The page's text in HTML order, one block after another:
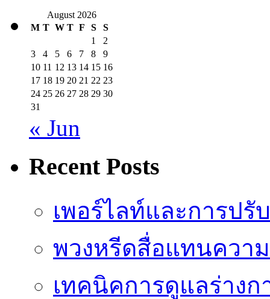
August 2026
M T W T F S
S
1
2
3
4 5 6 7 8
9
10 11 12 13 14 15 16
17 18 19 20 21 22 23
24 25 26 27 28 29 30
31
« Jun
Recent Posts
เพอร์ไลท์และการป
พวงหรีดสื่อแทนควา
เทคนิคการดูแลร่างก